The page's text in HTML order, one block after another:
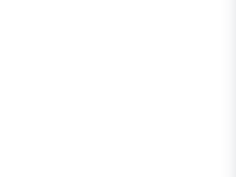
og halloween